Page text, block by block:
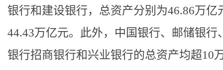
银行和建设银行，总资产分别为46.86万亿
44.43万亿元。此外，中国银行、邮储银行
银行招商银行和兴业银行的总资产均超10